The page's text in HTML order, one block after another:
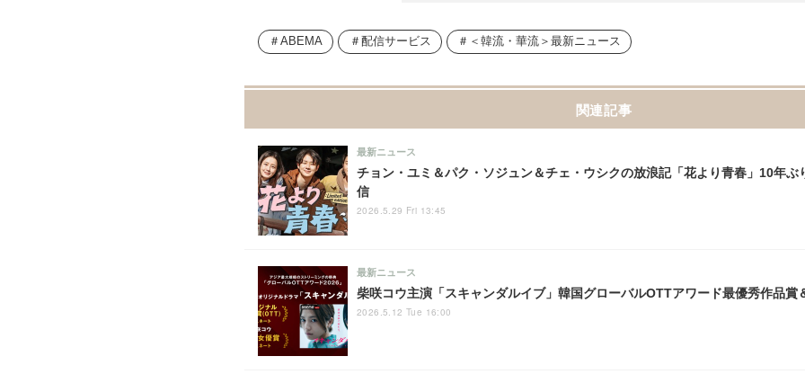
ABEMA 配信サービス ＜韓流・華流＞最新ニュース
関連記事
チョン・ユミ＆パク・ソジュン＆チェ・ウシクの放浪記「花より青春」10年ぶ
信
最新ニュース
2026.5.29 Fri 13:45
柴咲コウ主演「スキャンダルイブ」韓国グローバルOTTアワード最優秀作品賞
最新ニュース
2026.5.12 Tue 16:00